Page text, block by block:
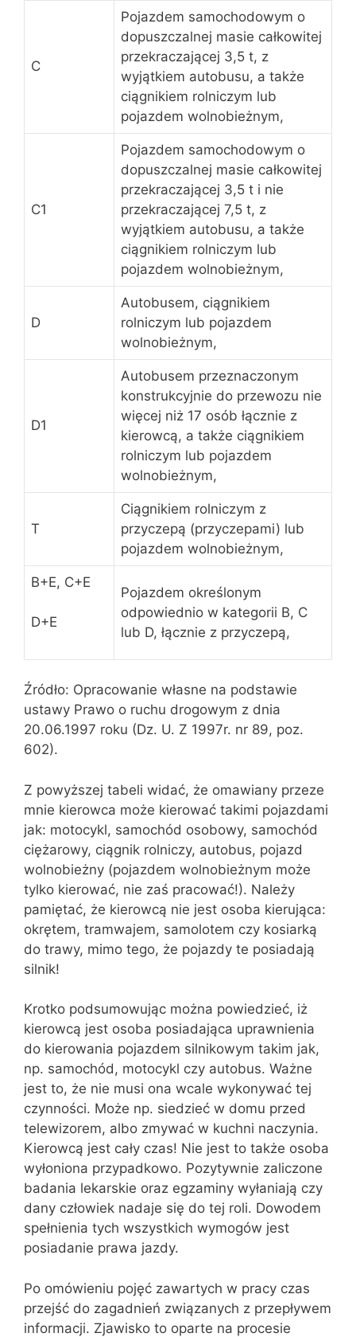
C
Pojazdem samochodowym o
dopuszczalnej masie całkowitej
przekraczającej 3,5 t, z
wyjątkiem autobusu, a także
ciągnikiem rolniczym lub
pojazdem wolnobieżnym,
C1
Pojazdem samochodowym o
dopuszczalnej masie całkowitej
przekraczającej 3,5 t i nie
przekraczającej 7,5 t, z
wyjątkiem autobusu, a także
ciągnikiem rolniczym lub
pojazdem wolnobieżnym,
D
Autobusem, ciągnikiem
rolniczym lub pojazdem
wolnobieżnym,
D1
Autobusem przeznaczonym
konstrukcyjnie do przewozu nie
więcej niż 17 osób łącznie z
kierowcą, a także ciągnikiem
rolniczym lub pojazdem
wolnobieżnym,
T
Ciągnikiem rolniczym z
przyczepą (przyczepami) lub
pojazdem wolnobieżnym,
B+E, C+E
D+E
Pojazdem określonym
odpowiednio w kategorii B, C
lub D, łącznie z przyczepą,
Źródło: Opracowanie własne na podstawie
ustawy Prawo o ruchu drogowym z dnia
20.06.1997 roku (Dz. U. Z 1997r. nr 89, poz.
602).
Z powyższej tabeli widać, że omawiany przeze
mnie kierowca może kierować takimi pojazdami
jak: motocykl, samochód osobowy, samochód
ciężarowy, ciągnik rolniczy, autobus, pojazd
wolnobieżny (pojazdem wolnobieżnym może
tylko kierować, nie zaś pracować!). Należy
pamiętać, że kierowcą nie jest osoba kierująca:
okrętem, tramwajem, samolotem czy kosiarką
do trawy, mimo tego, że pojazdy te posiadają
silnik!
Krotko podsumowując można powiedzieć, iż
kierowcą jest osoba posiadająca uprawnienia
do kierowania pojazdem silnikowym takim jak,
np. samochód, motocykl czy autobus. Ważne
jest to, że nie musi ona wcale wykonywać tej
czynności. Może np. siedzieć w domu przed
telewizorem, albo zmywać w kuchni naczynia.
Kierowcą jest cały czas! Nie jest to także osoba
wyłoniona przypadkowo. Pozytywnie zaliczone
badania lekarskie oraz egzaminy wyłaniają czy
dany człowiek nadaje się do tej roli. Dowodem
spełnienia tych wszystkich wymogów jest
posiadanie prawa jazdy.
Po omówieniu pojęć zawartych w pracy czas
przejść do zagadnień związanych z przepływem
informacji. Zjawisko to oparte na procesie